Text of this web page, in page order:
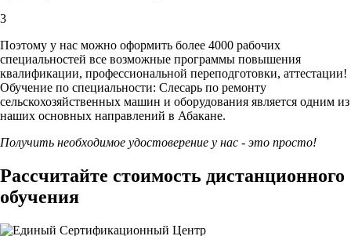
3
Поэтому у нас можно оформить более 4000 рабочих
специальностей все возможные программы повышения
квалификации, профессиональной переподготовки, аттестации!
Обучение по специальности: Слесарь по ремонту
сельскохозяйственных машин и оборудования является одним из
наших основных направлений в Абакане.
Получить необходимое удостоверение у нас - это просто!
Рассчитайте стоимость дистанционного
обучения